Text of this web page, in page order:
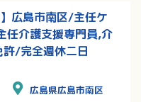
広島市南区/主任ケ
任介護支援専門員,介
/完全週休二日
広島県広島市南区